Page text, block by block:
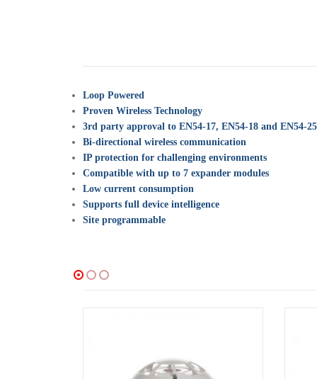
Loop Powered
Proven Wireless Technology
3rd party approval to EN54-17, EN54-18 and EN54-25
Bi-directional wireless communication
IP protection for challenging environments
Compatible with up to 7 expander modules
Low current consumption
Supports full device intelligence
Site programmable